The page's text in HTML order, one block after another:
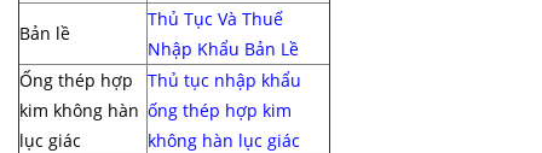
Bản lề
Thủ Tục Và Thuế
Nhập Khẩu Bản Lề
Ống thép hợp
kim không hàn
lục giác
Thủ tục nhập khẩu
ống thép hợp kim
không hàn lục giác